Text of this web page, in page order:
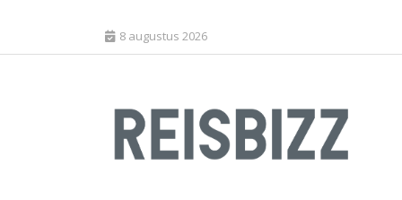
8 augustus 2026